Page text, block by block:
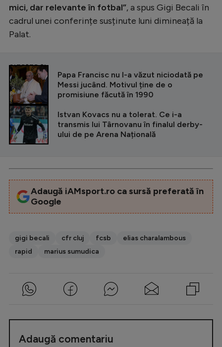
mici, dar relevante în fotbal”, a spus Gigi Becali în
cadrul unei conferințe susținute luni dimineață la
Palat.
CITEȘTE ȘI
Papa Francisc nu l-a văzut niciodată pe
Messi jucând. Motivul ține de o
promisiune făcută în 1990
Istvan Kovacs nu a tolerat. Ce i-a
transmis lui Târnovanu în finalul derby-
ului de pe Arena Națională
Adaugă iAMsport.ro ca sursă preferată în
Google
gigi becali cfr cluj fcsb
elias charalambous
rapid
marius sumudica
Adaugă comentariu